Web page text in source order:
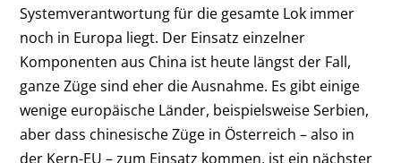
Systemverantwortung für die gesamte Lok immer
noch in Europa liegt. Der Einsatz einzelner
Komponenten aus China ist heute längst der Fall,
ganze Züge sind eher die Ausnahme. Es gibt einige
wenige europäische Länder, beispielsweise Serbien,
aber dass chinesische Züge in Österreich – also in
der Kern-EU – zum Einsatz kommen, ist ein nächster